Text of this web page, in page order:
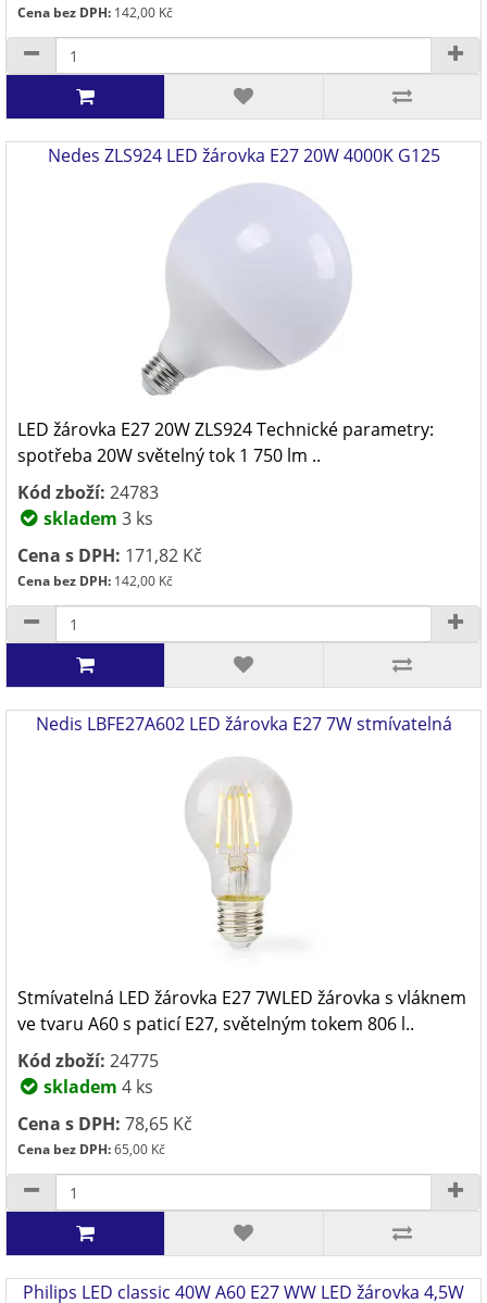
Cena bez DPH: 142,00 Kč
Nedes ZLS924 LED žárovka E27 20W 4000K G125
LED žárovka E27 20W ZLS924 Technické parametry:
spotřeba 20W světelný tok 1 750 lm ..
Kód zboží: 24783
skladem 3 ks
Cena s DPH: 171,82 Kč
Cena bez DPH: 142,00 Kč
Nedis LBFE27A602 LED žárovka E27 7W stmívatelná
Stmívatelná LED žárovka E27 7WLED žárovka s vláknem
ve tvaru A60 s paticí E27, světelným tokem 806 l..
Kód zboží: 24775
skladem 4 ks
Cena s DPH: 78,65 Kč
Cena bez DPH:65,00 Kč
Philips LED classic 40W A60 E27 WW LED žárovka 4,5W